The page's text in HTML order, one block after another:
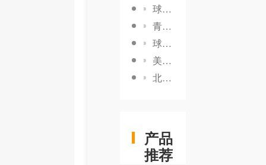
球星个人品牌建设：打造闪耀的明星光环
青训球员职业创新：解锁未来足球新可能
球队文化传承发展：探索真正的核心动力
美国资本管理模式：揭秘背后的成功密码
北伦敦德比竞争：背后的激烈角逐与鲜为人知的秘密
产品
推荐